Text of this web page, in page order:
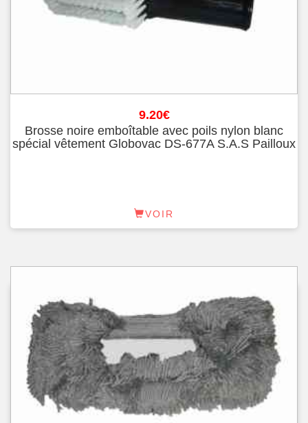
9.20€
Brosse noire emboîtable avec poils nylon blanc
spécial vêtement Globovac DS-677A S.A.S Pailloux
VOIR